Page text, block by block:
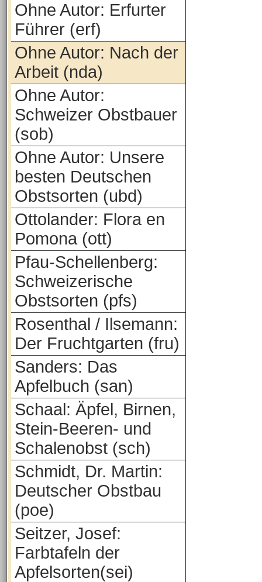
Ohne Autor: Erfurter
Führer (erf)
Ohne Autor: Nach der
Arbeit (nda)
Ohne Autor:
Schweizer Obstbauer
(sob)
Ohne Autor: Unsere
besten Deutschen
Obstsorten (ubd)
Ottolander: Flora en
Pomona (ott)
Pfau-Schellenberg:
Schweizerische
Obstsorten (pfs)
Rosenthal / Ilsemann:
Der Fruchtgarten (fru)
Sanders: Das
Apfelbuch (san)
Schaal: Äpfel, Birnen,
Stein-Beeren- und
Schalenobst (sch)
Schmidt, Dr. Martin:
Deutscher Obstbau
(poe)
Seitzer, Josef:
Farbtafeln der
Apfelsorten(sei)